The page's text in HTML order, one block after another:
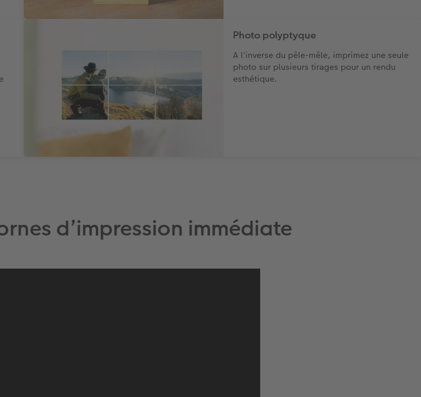
Photo polyptyque
A l'inverse du pêle-mêle, imprimez une seule
photo sur plusieurs tirages pour un rendu
esthétique.
d’impression immédiate